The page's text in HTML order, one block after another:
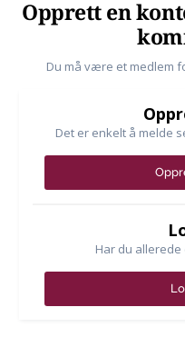
Opprett en
Du må være et medlem
Det er enkelt å melde
Har du allerede